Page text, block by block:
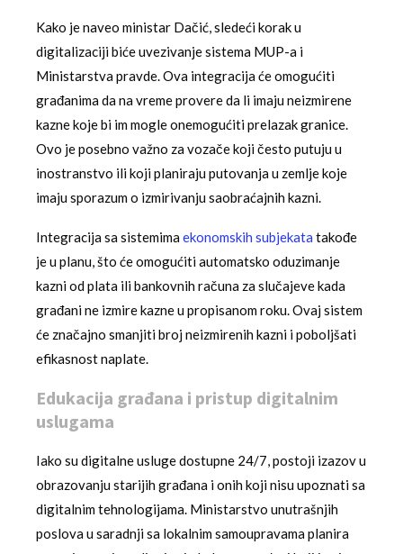
Kako je naveo ministar Dačić, sledeći korak u
digitalizaciji biće uvezivanje sistema MUP-a i
Ministarstva pravde. Ova integracija će omogućiti
građanima da na vreme provere da li imaju neizmirene
kazne koje bi im mogle onemogućiti prelazak granice.
Ovo je posebno važno za vozače koji često putuju u
inostranstvo ili koji planiraju putovanja u zemlje koje
imaju sporazum o izmirivanju saobraćajnih kazni.
Integracija sa sistemimaekonomskih subjekata takođe
je u planu, što će omogućiti automatsko oduzimanje
kazni od plata ili bankovnih računa za slučajeve kada
građani ne izmire kazne u propisanom roku. Ovaj sistem
će značajno smanjiti broj neizmirenih kazni i poboljšati
efikasnost naplate.
Edukacija građana i pristup digitalnim
uslugama
Iako su digitalne usluge dostupne 24/7, postoji izazov u
obrazovanju starijih građana i onih koji nisu upoznati sa
digitalnim tehnologijama. Ministarstvo unutrašnjih
poslova u saradnji sa lokalnim samoupravama planira